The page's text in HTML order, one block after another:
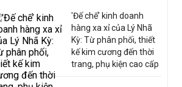
'Đế chế’ kinh doanh
hàng xa xỉ của Lý Nhã
Kỳ: Từ phân phối, thiết
kế kim cương đến thời
trang, phụ kiện cao cấp